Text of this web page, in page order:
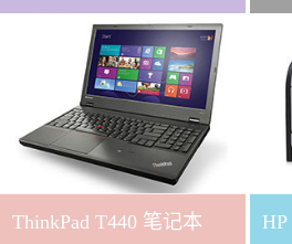
ThinkPad T440 笔记本